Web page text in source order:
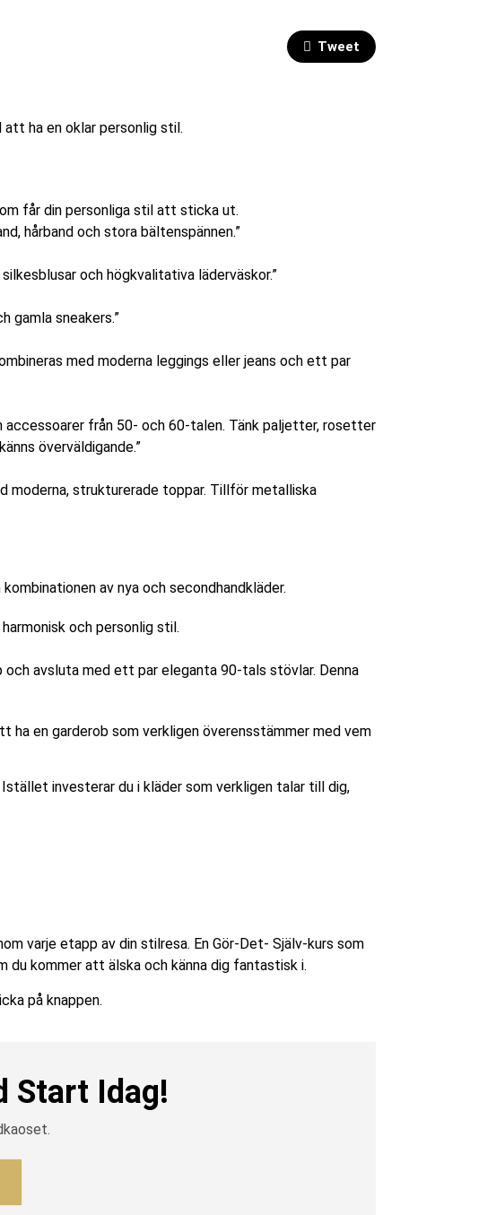
Tweet
får din personliga stil att sticka ut.
hårband och stora bältenspännen.”
och högkvalitativa läderväskor.”
gamla sneakers.”
med moderna leggings eller jeans och ett par
accessoarer från 50- och 60-talen. Tänk paljetter, rosetter
överväldigande.”
moderna, strukturerade toppar. Tillför metalliska
och personlig stil.
och avsluta med ett par eleganta 90-tals stövlar. Denna
ha en garderob som verkligen överensstämmer med vem
investerar du i kläder som verkligen talar till dig,
varje etapp av din stilresa. En Gör-Det- Själv-kurs som
du kommer att älska och känna dig fantastisk i.
på knappen.
Start Idag!